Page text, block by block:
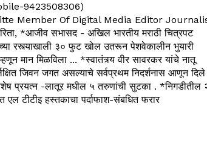
9423508306)
Member Of Digital Media Editor
*आजीव सभासद - अखिल भारतीय मराठी चित्रपट
रस्त्याखाली ३० फुट खोल उतरून पेशवेकालीन भुयारी
मान मिळविला ... *स्वातंत्र्य वीर सावरकर यांचे नातू
जिवन जगत असल्याचे सर्वप्रथम निदर्शनास आणून दिले
प्रयत्न -लातूर मधील ५ तरुणांची सुटका . *निगडीतील
एल टीटीइ हस्तकाचा पर्दाफाश-संबधित फरार